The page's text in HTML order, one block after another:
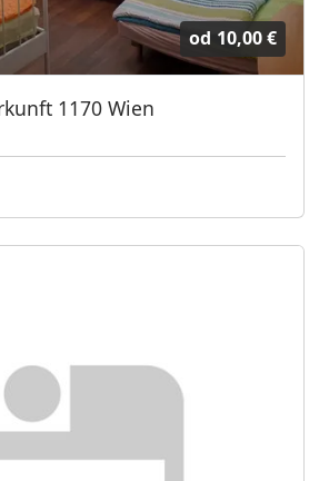
od 10,00 €
1170 Wien